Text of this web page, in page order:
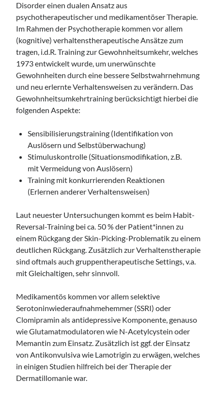
Disorder einen dualen Ansatz aus
psychotherapeutischer und medikamentöser Therapie.
Im Rahmen der Psychotherapie kommen vor allem
(kognitive) verhaltenstherapeutische Ansätze zum
tragen, i.d.R. Training zur Gewohnheitsumkehr, welches
1973 entwickelt wurde, um unerwünschte
Gewohnheiten durch eine bessere Selbstwahrnehmung
und neu erlernte Verhaltensweisen zu verändern. Das
Gewohnheitsumkehrtraining berücksichtigt hierbei die
folgenden Aspekte:
Sensibilisierungstraining (Identifikation von
Auslösern und Selbstüberwachung)
Stimuluskontrolle (Situationsmodifikation, z.B.
mit Vermeidung von Auslösern)
Training mit konkurrierenden Reaktionen
(Erlernen anderer Verhaltensweisen)
Laut neuester Untersuchungen kommt es beim Habit-
Reversal-Training bei ca. 50 % der Patient*innen zu
einem Rückgang der Skin-Picking-Problematik zu einem
deutlichen Rückgang. Zusätzlich zur Verhaltenstherapie
sind oftmals auch gruppentherapeutische Settings, v.a.
mit Gleichaltigen, sehr sinnvoll.
Medikamentös kommen vor allem selektive
Serotoninwiederaufnahmehemmer (SSRI) oder
Clomipramin als antidepressive Komponente, genauso
wie Glutamatmodulatoren wie N-Acetylcystein oder
Memantin zum Einsatz. Zusätzlich ist ggf. der Einsatz
von Antikonvulsiva wie Lamotrigin zu erwägen, welches
in einigen Studien hilfreich bei der Therapie der
Dermatillomanie war.